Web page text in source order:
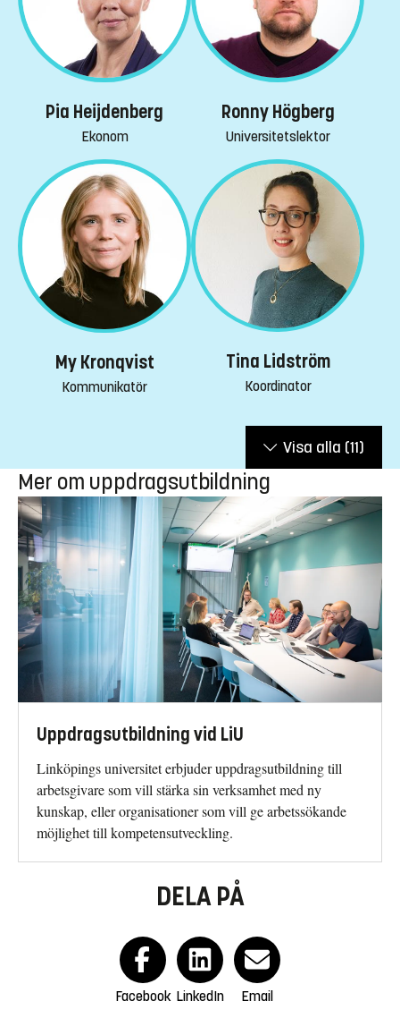
Pia Heijdenberg
Ekonom
Ronny Högberg
Universitetslektor
My Kronqvist
Kommunikatör
Tina Lidström
Koordinator
Visa alla (11)
Mer om uppdragsutbildning
Uppdragsutbildning vid LiU
Linköpings universitet erbjuder uppdragsutbildning till
arbetsgivare som vill stärka sin verksamhet med ny
kunskap, eller organisationer som vill ge arbetssökande
möjlighet till kompetensutveckling.
DELA PÅ
Facebook LinkedIn Email